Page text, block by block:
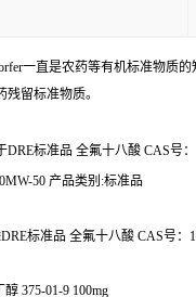
一直是农药等有机标准物质
留标准物质。
DRE标准品 全氟十八酸 CAS号
50 产品类别:标准品
标准品 全氟十八酸 CAS号
375-01-9 100mg